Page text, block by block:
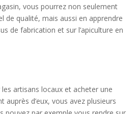
vous pourrez non seulement
de qualité, mais aussi en apprendre
de fabrication et sur l’apiculture en
artisans locaux et acheter une
auprès d’eux, vous avez plusieurs